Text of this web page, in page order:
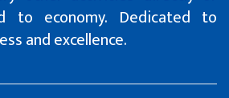
to economy. Dedicated to
and excellence.